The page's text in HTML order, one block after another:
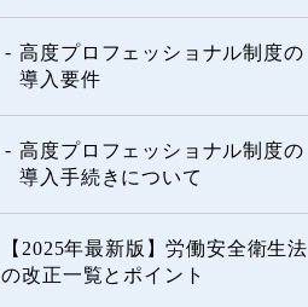
高度プロフェッショナル制度の
導入要件
高度プロフェッショナル制度の
導入手続きについて
【2025年最新版】労働安全衛生法
の改正一覧とポイント